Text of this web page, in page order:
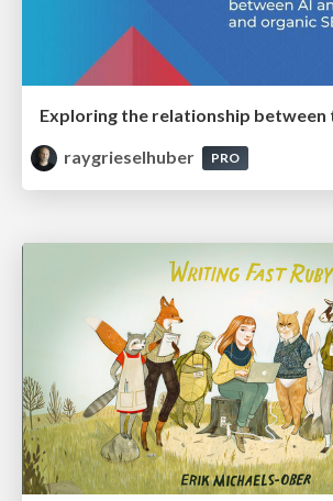
raygrieselhuber
PRO